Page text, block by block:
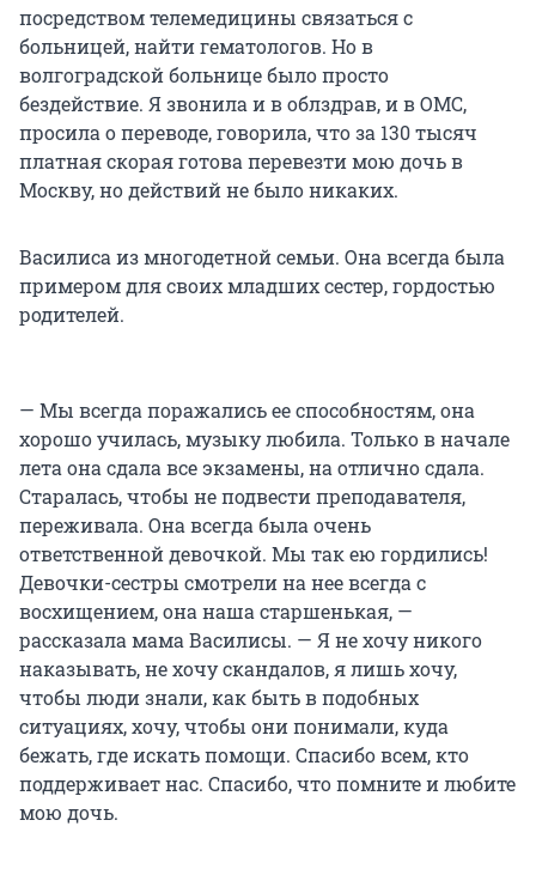
посредством телемедицины связаться с
больницей, найти гематологов. Но в
волгоградской больнице было просто
бездействие. Я звонила и в облздрав, и в ОМС,
просила о переводе, говорила, что за 130 тысяч
платная скорая готова перевезти мою дочь в
Москву, но действий не было никаких.
Василиса из многодетной семьи. Она всегда была
примером для своих младших сестер, гордостью
родителей.
— Мы всегда поражались ее способностям, она
хорошо училась, музыку любила. Только в начале
лета она сдала все экзамены, на отлично сдала.
Старалась, чтобы не подвести преподавателя,
переживала. Она всегда была очень
ответственной девочкой. Мы так ею гордились!
Девочки-сестры смотрели на нее всегда с
восхищением, она наша старшенькая, —
рассказала мама Василисы. — Я не хочу никого
наказывать, не хочу скандалов, я лишь хочу,
чтобы люди знали, как быть в подобных
ситуациях, хочу, чтобы они понимали, куда
бежать, где искать помощи. Спасибо всем, кто
поддерживает нас. Спасибо, что помните и любите
мою дочь.